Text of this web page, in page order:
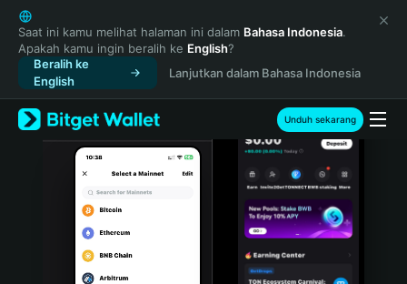
English
日本語
Tiếng Việt
Русский
Español (Latinoamérica)
Türkçe
Italiano
Português (Portugal)
Bahasa Indonesia
Saat ini kamu melihat halaman ini dalam Bahasa Indonesia.
Apakah kamu ingin beralih ke English?
Beralih ke
English
Lanjutkan dalam Bahasa Indonesia
Unduh sekarang